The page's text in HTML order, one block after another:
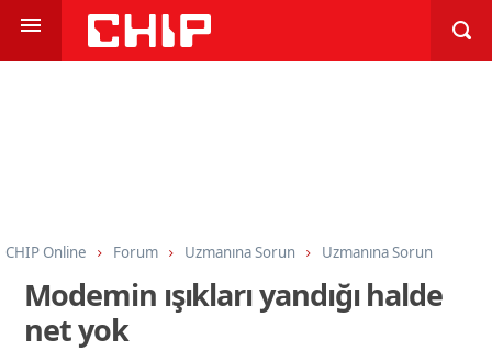
CHIP Online Forum Uzmanına Sorun Uzmanına Sorun
Modemin ışıkları yandığı halde
net yok